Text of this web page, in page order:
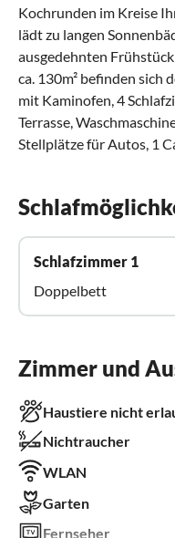
Kochrunden im Kreise
lädt zu langen
ausgedehnten
ca. 130m² befinden sich
mit Kaminofen, 4
Terrasse,
Stellplätze für Autos, 1
Schlafzimmer 1
Doppelbett
Zimmer und
Haustiere nicht
Nichtraucher
WLAN
Garten
Fernseher